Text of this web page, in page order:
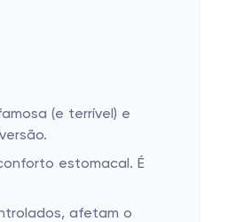
(e terrível) e
estomacal. É
afetam o